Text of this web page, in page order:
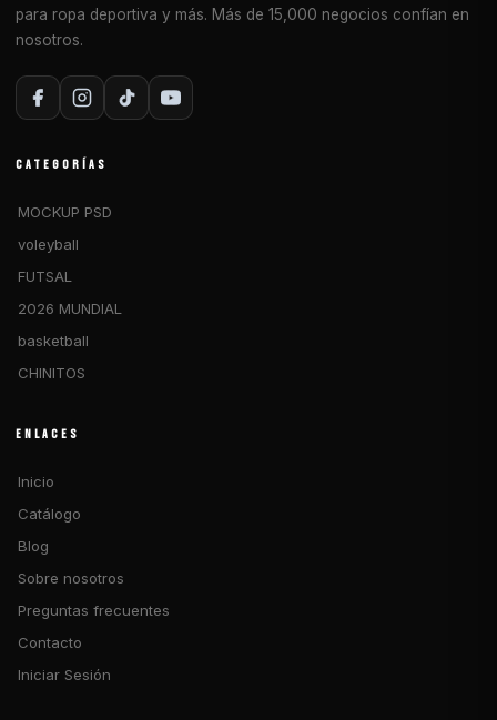
para ropa deportiva y más. Más de 15,000 negocios confían en
nosotros.
CATEGORÍAS
MOCKUP PSD
voleyball
FUTSAL
2026 MUNDIAL
basketball
CHINITOS
ENLACES
Inicio
Catálogo
Blog
Sobre nosotros
Preguntas frecuentes
Contacto
Iniciar Sesión